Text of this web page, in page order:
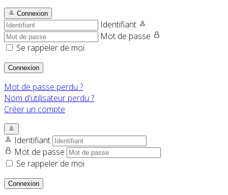
Connexion
Identifiant
Mot de passe
Se rappeler de moi
Connexion
Mot de passe perdu ?
Nom d'utilisateur perdu ?
Créer un compte
Identifiant
Mot de passe
Se rappeler de moi
Connexion